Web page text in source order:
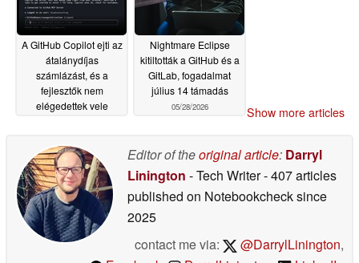
A GitHub Copilot ejti az
átalánydíjas
számlázást, és a
fejlesztők nem
elégedettek vele
Nightmare Eclipse
kitiltották a GitHub és a
GitLab, fogadalmat
július 14 támadás
05/28/2026 Show more articles
Editor of theoriginal article: Darryl
Linington - Tech Writer- 407 articles
published on Notebookchecksince
2025
contact me via:
@DarrylLinington,